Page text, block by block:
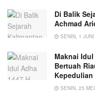
Di Balik
Achmad
SENIN, 1
Maknai Idul
Bertuah
Kepedulian
SENIN, 25